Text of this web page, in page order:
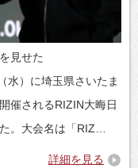
見せた
水）に埼玉県さいたま
催されるRIZIN大晦日
。大会名は「RIZ…
詳細を見る